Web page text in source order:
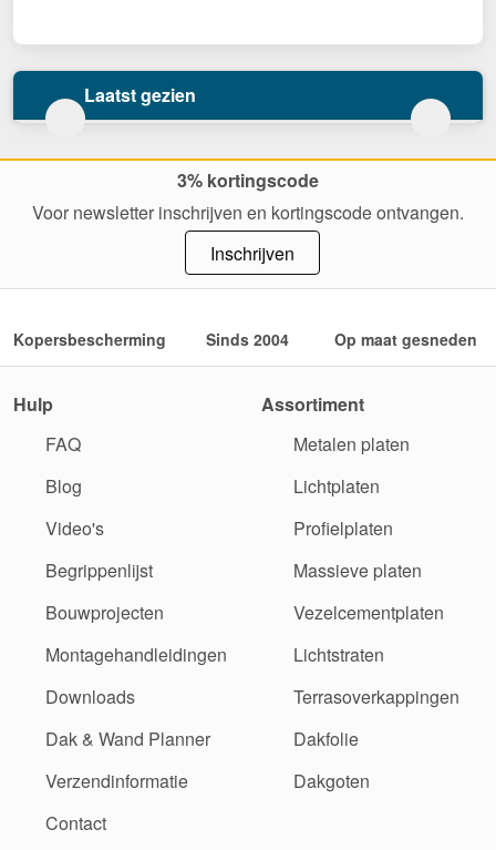
Laatst gezien
3% kortingscode
Voor newsletter inschrijven en kortingscode ontvangen.
Inschrijven
Kopersbescherming Sinds 2004 Op maat gesneden
Hulp
FAQ
Blog
Video's
Begrippenlijst
Bouwprojecten
Montagehandleidingen
Downloads
Dak & Wand Planner
Verzendinformatie
Contact
Assortiment
Metalen platen
Lichtplaten
Profielplaten
Massieve platen
Vezelcementplaten
Lichtstraten
Terrasoverkappingen
Dakfolie
Dakgoten